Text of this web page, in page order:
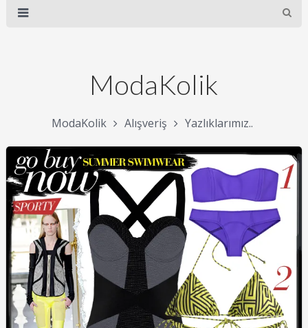
ModaKolik
ModaKolik Alışveriş Yazlıklarımız..